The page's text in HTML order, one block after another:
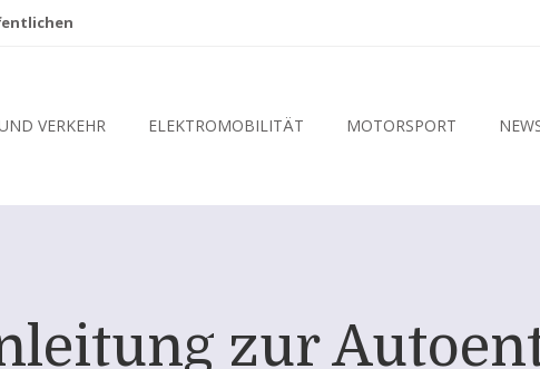
VERKEHR ELEKTROMOBILITÄT MOTORSPORT
zur